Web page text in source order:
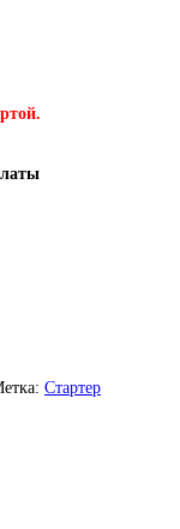
Стартер